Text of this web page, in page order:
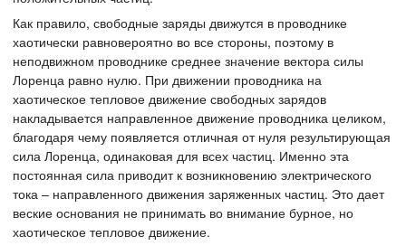
Как правило, свободные заряды движутся в проводнике
хаотически равновероятно во все стороны, поэтому в
неподвижном проводнике среднее значение вектора силы
Лоренца равно нулю. При движении проводника на
хаотическое тепловое движение свободных зарядов
накладывается направленное движение проводника целиком,
благодаря чему появляется отличная от нуля результирующая
сила Лоренца, одинаковая для всех частиц. Именно эта
постоянная сила приводит к возникновению электрического
тока – направленного движения заряженных частиц. Это дает
веские основания не принимать во внимание бурное, но
хаотическое тепловое движение.